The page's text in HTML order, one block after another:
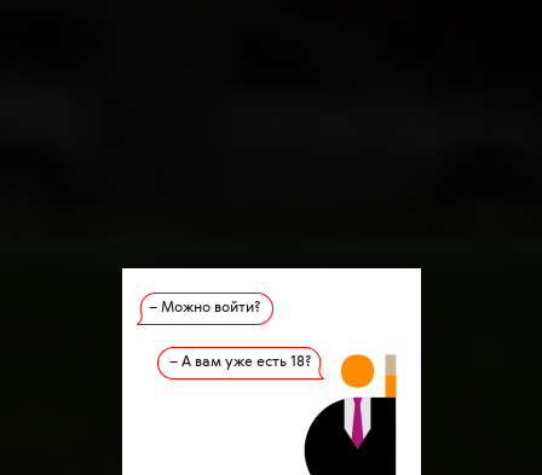
– Можно войти?
– А вам уже есть 18?